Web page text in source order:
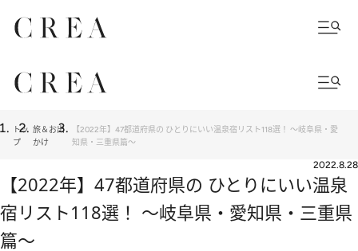
トッ
プ
旅＆お出
かけ
【2022年】47都道府県の ひとりにいい温泉宿リスト118選！ ～岐阜県・愛
知県・三重県篇～
2022.8.28
【2022年】47都道府県の ひとりにいい温泉
宿リスト118選！ ～岐阜県・愛知県・三重県
篇～